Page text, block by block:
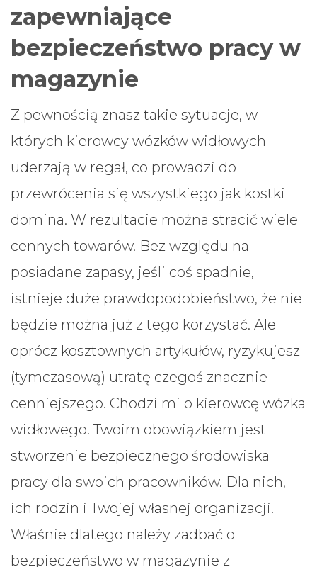
zapewniające
bezpieczeństwo pracy w
magazynie
Z pewnością znasz takie sytuacje, w
których kierowcy wózków widłowych
uderzają w regał, co prowadzi do
przewrócenia się wszystkiego jak kostki
domina. W rezultacie można stracić wiele
cennych towarów. Bez względu na
posiadane zapasy, jeśli coś spadnie,
istnieje duże prawdopodobieństwo, że nie
będzie można już z tego korzystać. Ale
oprócz kosztownych artykułów, ryzykujesz
(tymczasową) utratę czegoś znacznie
cenniejszego. Chodzi mi o kierowcę wózka
widłowego. Twoim obowiązkiem jest
stworzenie bezpiecznego środowiska
pracy dla swoich pracowników. Dla nich,
ich rodzin i Twojej własnej organizacji.
Właśnie dlatego należy zadbać o
bezpieczeństwo w magazynie z